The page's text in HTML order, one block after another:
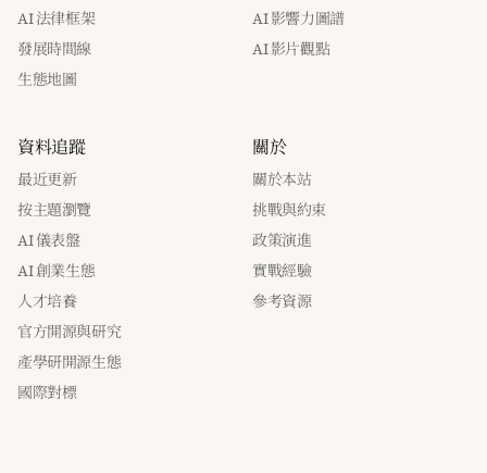
AI 法律框架
發展時間線
生態地圖
AI 影響力圖譜
AI 影片觀點
資料追蹤
最近更新
按主題瀏覽
AI 儀表盤
AI 創業生態
人才培養
官方開源與研究
產學研開源生態
國際對標
關於
關於本站
挑戰與約束
政策演進
實戰經驗
參考資源